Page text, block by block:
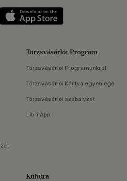
applikáció Szerezd meg: Google
Törzsvásárlói Program
Törzsvásárlói Programunkról
Törzsvásárlói Kártya egyenlege
Törzsvásárlói szabályzat
Libri App
Kultúra